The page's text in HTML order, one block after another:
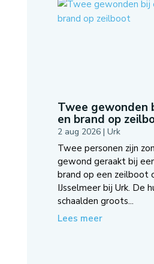
Twee gewonden
en brand op
2 aug 2026| Urk
Twee personen zijn
gewond geraakt bij
brand op een zeilboot
IJsselmeer bij Urk. De
schaalden groots...
Lees meer